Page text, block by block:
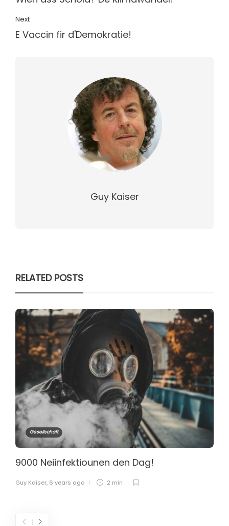
Next
E Vaccin fir d'Demokratie!
Guy Kaiser
RELATED POSTS
Gesellschaft
9000 Neiinfektiounen den Dag!
Guy Kaiser, 6 years ago 2 min